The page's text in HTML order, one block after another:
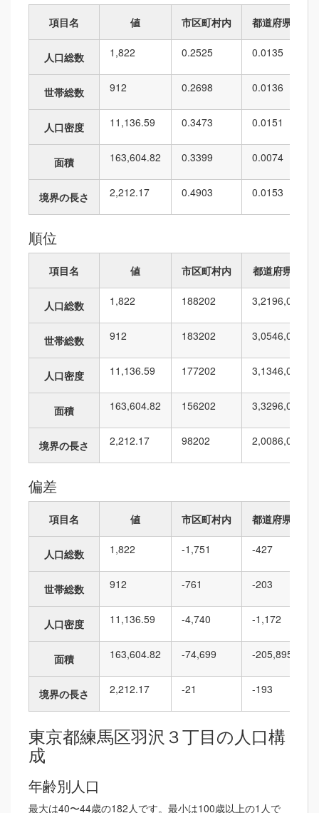
項目名 値 市区町村内 都道府県内
人口総数 1,822 0.2525 0.0135
世帯総数 912 0.2698 0.0136
人口密度 11,136.59 0.3473 0.0151
面積 163,604.82 0.3399 0.0074
境界の長さ 2,212.17 0.4903 0.0153
順位
項目名 値 市区町村内 都道府県内
人口総数 1,822 188202 3,2196,010
世帯総数 912 183202 3,0546,010
人口密度 11,136.59 177202 3,1346,010
面積 163,604.82 156202 3,3296,010
境界の長さ 2,212.17 98202 2,0086,010
偏差
項目名 値 市区町村内 都道府県内
人口総数 1,822 -1,751 -427
世帯総数 912 -761 -203
人口密度 11,136.59 -4,740 -1,172
面積 163,604.82 -74,699 -205,895
境界の長さ 2,212.17 -21 -193
東京都練馬区羽沢３丁目の人口構
成
年齢別人口
最大は40〜44歳の182人です。最小は100歳以上の1人で